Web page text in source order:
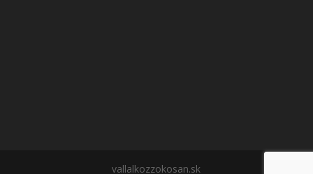
vallalkozzokosan.sk